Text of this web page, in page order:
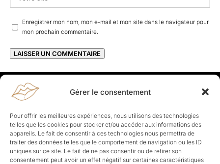
Gérer le consentement
Pour offrir les meilleures expériences, nous utilisons des technologies
telles que les cookies pour stocker et/ou accéder aux informations des
appareils. Le fait de consentir à ces technologies nous permettra de
traiter des données telles que le comportement de navigation ou les ID
uniques sur ce site. Le fait de ne pas consentir ou de retirer son
consentement peut avoir un effet négatif sur certaines caractéristiques
Enregistrer mon nom, mon e-mail et mon site dans le navigateur pour
mon prochain commentaire.
Rapporteuses
À propos de Rapporteuses :Rapporteuses, c’est l’histoire de
Parisiennes, bien dans leurs baskets qui aiment rapporter ce qui leur
cause, leur apporte et leur rapporte !
Les Topics
Société Politique Business Culture
Sport